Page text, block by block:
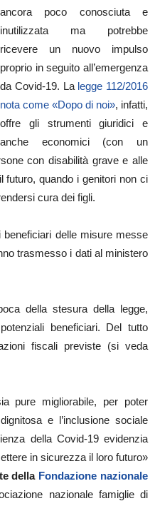
ancora poco conosciuta e
inutilizzata ma potrebbe
ricevere un nuovo impulso
proprio in seguito all’emergenza
da Covid-19. La legge 112/2016
nota come «Dopo di noi», infatti,
offre gli strumenti giuridici e
anche economici (con un
con disabilità grave e alle
futuro, quando i genitori non ci
cura dei figli.
delle misure messe
trasmesso i dati al ministero
della stesura della legge,
beneficiari. Del tutto
fiscali previste (si veda
pure migliorabile, per poter
e l’inclusione sociale
della Covid-19 evidenzia
in sicurezza il loro futuro»
della Fondazione nazionale
nazionale famiglie di